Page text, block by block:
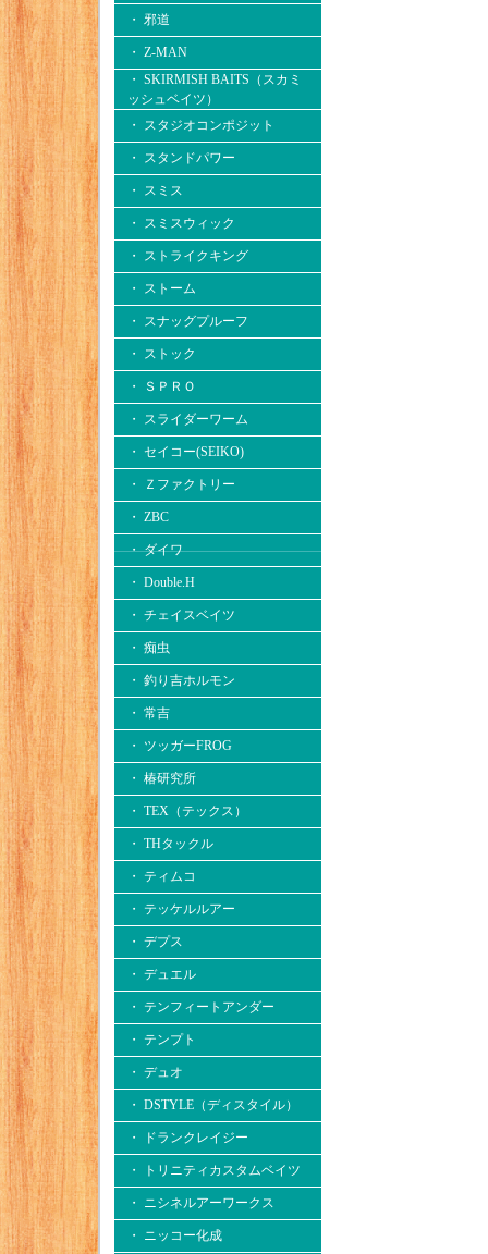
・ 邪道
・ Z-MAN
・ SKIRMISH BAITS（スカミ
ッシュベイツ）
・ スタジオコンポジット
・ スタンドパワー
・ スミス
・ スミスウィック
・ ストライクキング
・ ストーム
・ スナッグプルーフ
・ ストック
・ ＳＰＲＯ
・ スライダーワーム
・ セイコー(SEIKO)
・ Ｚファクトリー
・ ZBC
・ ダイワ
・ Double.H
・ チェイスベイツ
・ 痴虫
・ 釣り吉ホルモン
・ 常吉
・ ツッガーFROG
・ 椿研究所
・ TEX（テックス）
・ THタックル
・ ティムコ
・ テッケルルアー
・ デプス
・ デュエル
・ テンフィートアンダー
・ テンプト
・ デュオ
・ DSTYLE（ディスタイル）
・ ドランクレイジー
・ トリニティカスタムベイツ
・ ニシネルアーワークス
・ ニッコー化成